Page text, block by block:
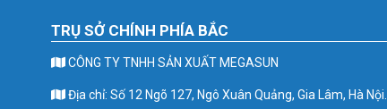
TRỤ SỞ CHÍNH PHÍA BẮC
CÔNG TY TNHH SẢN XUẤT MEGASUN
Địa chỉ: Số 12 Ngõ 127, Ngô Xuân Quảng, Gia Lâm, Hà Nội.